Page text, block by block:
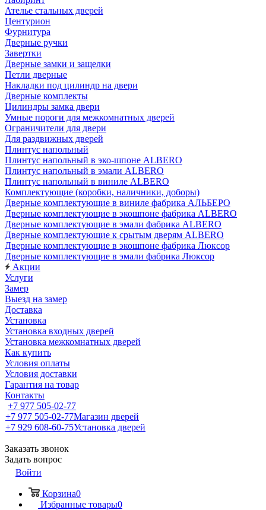
Ателье стальных дверей
Центурион
Фурнитура
Дверные ручки
Завертки
Дверные замки и защелки
Петли дверные
Накладки под цилиндр на двери
Дверные комплекты
Цилиндры замка двери
Умные пороги для межкомнатных дверей
Ограничители для двери
Для раздвижных дверей
Плинтус напольный
Плинтус напольный в эко-шпоне ALBERO
Плинтус напольный в эмали ALBERO
Плинтус напольный в виниле ALBERO
Комплектующие (коробки, наличники, доборы)
Дверные комплектующие в виниле фабрика АЛЬБЕРО
Дверные комплектующие в экошпоне фабрика ALBERO
Дверные комплектующие в эмали фабрика ALBERO
Дверные комплектующие к срытым дверям ALBERO
Дверные комплектующие в экошпоне фабрика Люксор
Дверные комплектующие в эмали фабрика Люксор
Акции
Услуги
Замер
Выезд на замер
Доставка
Установка
Установка входных дверей
Установка межкомнатных дверей
Как купить
Условия оплаты
Условия доставки
Гарантия на товар
Контакты
+7 977 505-02-77
+7 977 505-02-77Магазин дверей
+7 929 608-60-75Установка дверей
Заказать звонок
Задать вопрос
Войти
Корзина0
Избранные товары0